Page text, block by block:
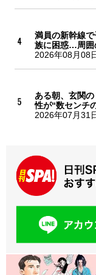
満員の新幹線
族に困惑…周囲
2026年08月08
ある朝、玄関
性が“数センチ
2026年07月31